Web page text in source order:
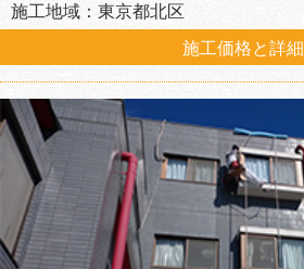
施工地域：東京都北区
施工価格と詳細